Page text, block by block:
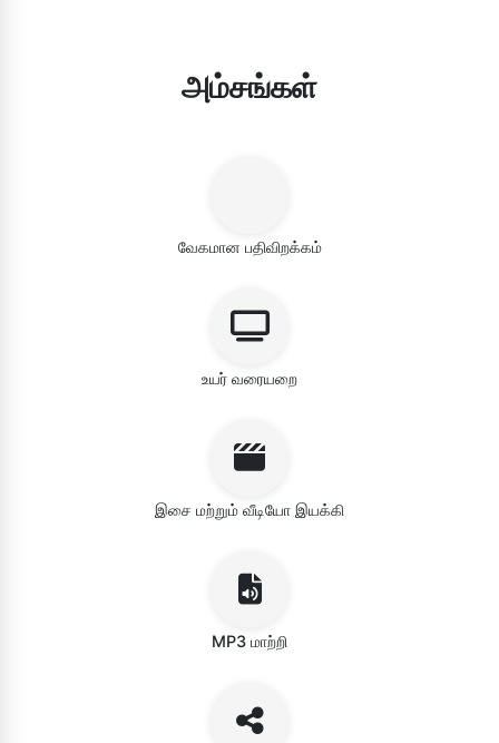
அம்சங்கள்
வேகமான பதிவிறக்கம்
உயர் வரையறை
இசை மற்றும் வீடியோ இயக்கி
MP3 மாற்றி